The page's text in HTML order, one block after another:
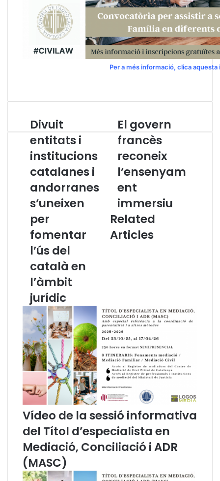
Per a més informació, clica aquesta
D
i
v
u
t
e
n
t
t
a
t
s
i
i
n
s
t
t
u
c
i
o
s
a
t
a
l
a
n
e
Divuit
entitats i
institucions
catalanes i
andorranes
s’uneixen
per
fomentar
l’ús del
català en
l’àmbit
jurídic
E
l
o
r
n
a
n
o
n
e
i
x
l
’
e
n
s
e
n
y
a
m
n
El govern
francès
reconeix
l’ensenyam
ent
immersiu
Related
Articles
Vídeo de la sessió informativa
del Títol d’especialista en
Mediació, Conciliació i ADR
(MASC)